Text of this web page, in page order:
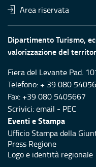
Area riservata
Dipartimento Turismo,
valorizzazione del
Fiera del Levante Pad.
Telefono: + 39 080
Fax: +39 080 5405667
Scrivici:email - PEC
Eventi e Stampa
Ufficio Stampa della
Press Regione
Logo e identità regionale